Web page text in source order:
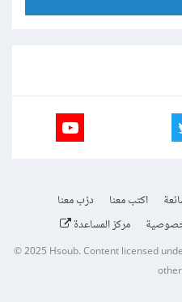
اكتب معنا
درّب معنا
مركز المساعدة
© 2025Hsoub.Content licensed